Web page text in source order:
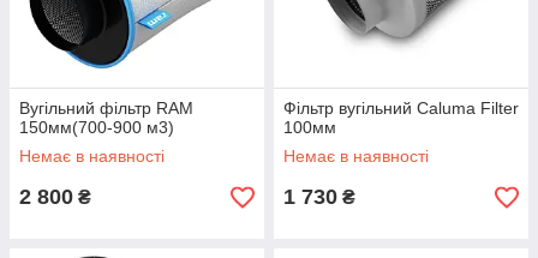
Вугільний фільтр RAM
150мм(700-900 м3)
Немає в наявності
2 800 ₴
Фільтр вугільний Caluma Filter
100мм
Немає в наявності
1 730 ₴